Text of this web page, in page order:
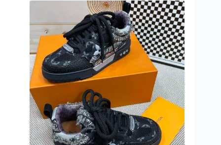
variantes.
Las
opciones
se
pueden
elegir
en
la
página